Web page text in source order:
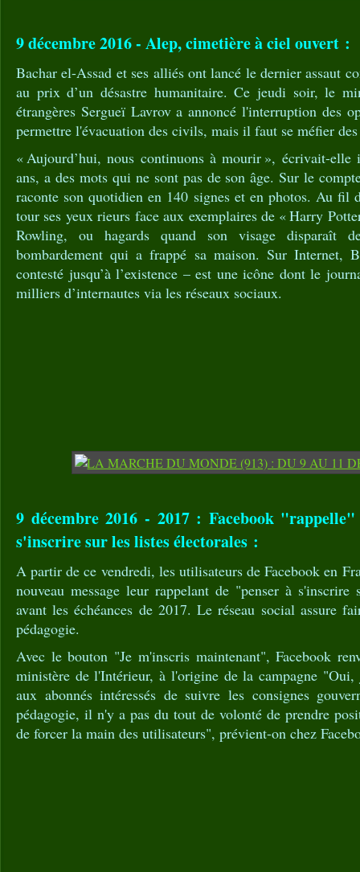
9 décembre 2016 - Alep, cimetière à ciel ouvert :
Bachar el-Assad et ses alliés ont lancé le dernier assaut
au prix d’un désastre humanitaire. Ce jeudi soir, le
étrangères Sergueï Lavrov a annoncé l'interruption des
permettre l'évacuation des civils, mais il faut se méfier
« Aujourd’hui, nous continuons à mourir », écrivait-
ans, a des mots qui ne sont pas de son âge. Sur le
raconte son quotidien en 140 signes et en photos. Au fil
tour ses yeux rieurs face aux exemplaires de « Harry
Rowling, ou hagards quand son visage ­disparaît
bombardement qui a frappé sa maison. Sur Internet,
contesté jusqu’à l’existence – est une icône dont le
milliers d’internautes via les réseaux sociaux.
9 décembre 2016 - 2017 : Facebook
s'inscrire sur les listes électorales :
A partir de ce vendredi, les utilisateurs de Facebook en
nouveau message leur rappelant de "penser à s'inscrire
avant les échéances de 2017. Le réseau social assure
pédagogie.
Avec le bouton "Je m'inscris maintenant", Facebook
ministère de l'Intérieur, à l'origine de la campagne
aux abonnés intéressés de suivre les consignes
pédagogie, il n'y a pas du tout de volonté de prendre
de forcer la main des utilisateurs", prévient-on chez